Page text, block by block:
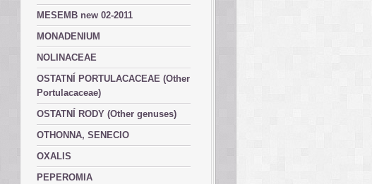
MESEMB new 02-2011
MONADENIUM
NOLINACEAE
OSTATNÍ PORTULACACEAE (Other
Portulacaceae)
OSTATNÍ RODY (Other genuses)
OTHONNA, SENECIO
OXALIS
PEPEROMIA